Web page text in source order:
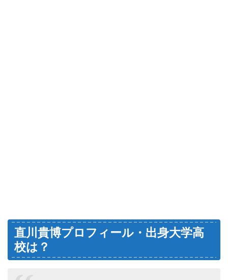
直川貴博プロフィール・出身大学高
校は？